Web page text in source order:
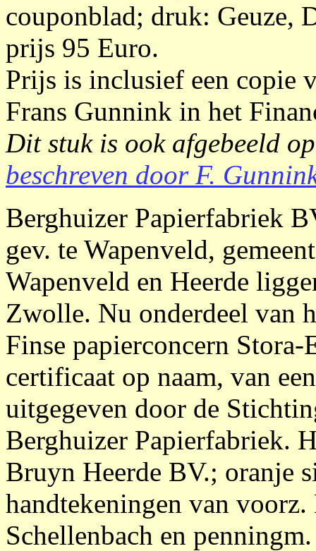
couponblad; druk: Geuze,
prijs 95 Euro.
Prijs is inclusief een copie
Frans Gunnink in het
Dit stuk is ook afgebeeld
beschreven door F.
Berghuizer Papierfabriek
gev. te Wapenveld,
Wapenveld en Heerde
Zwolle. Nu onderdeel van
Finse papierconcern
certificaat op naam, van
uitgegeven door de
Berghuizer Papierfabriek.
Bruyn Heerde BV.; oranje
handtekeningen van
Schellenbach en